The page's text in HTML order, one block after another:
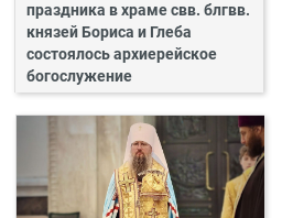
праздника в храме свв. блгвв.
князей Бориса и Глеба
состоялось архиерейское
богослужение